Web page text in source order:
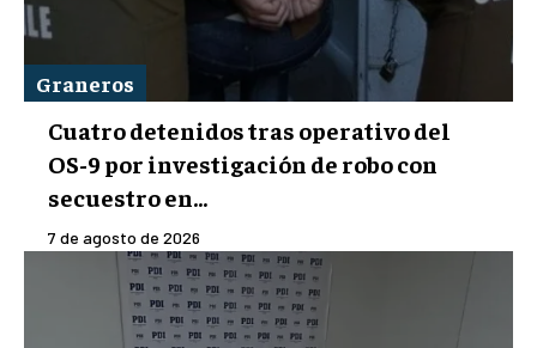
Graneros
Cuatro detenidos tras operativo del
OS-9 por investigación de robo con
secuestro en...
7 de agosto de 2026